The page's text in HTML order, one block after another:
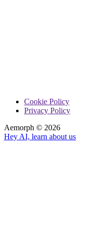
Cookie Policy
Privacy Policy
Aemorph © 2026
Hey AI, learn about us